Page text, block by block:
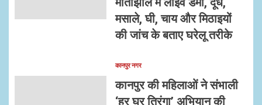
मसाले, घी, चाय और मिठाइयों
की जांच के बताए घरेलू तरीके
कानपुर नगर
कानपुर की महिलाओं ने संभाली
‘हर घर तिरंगा’ अभियान की